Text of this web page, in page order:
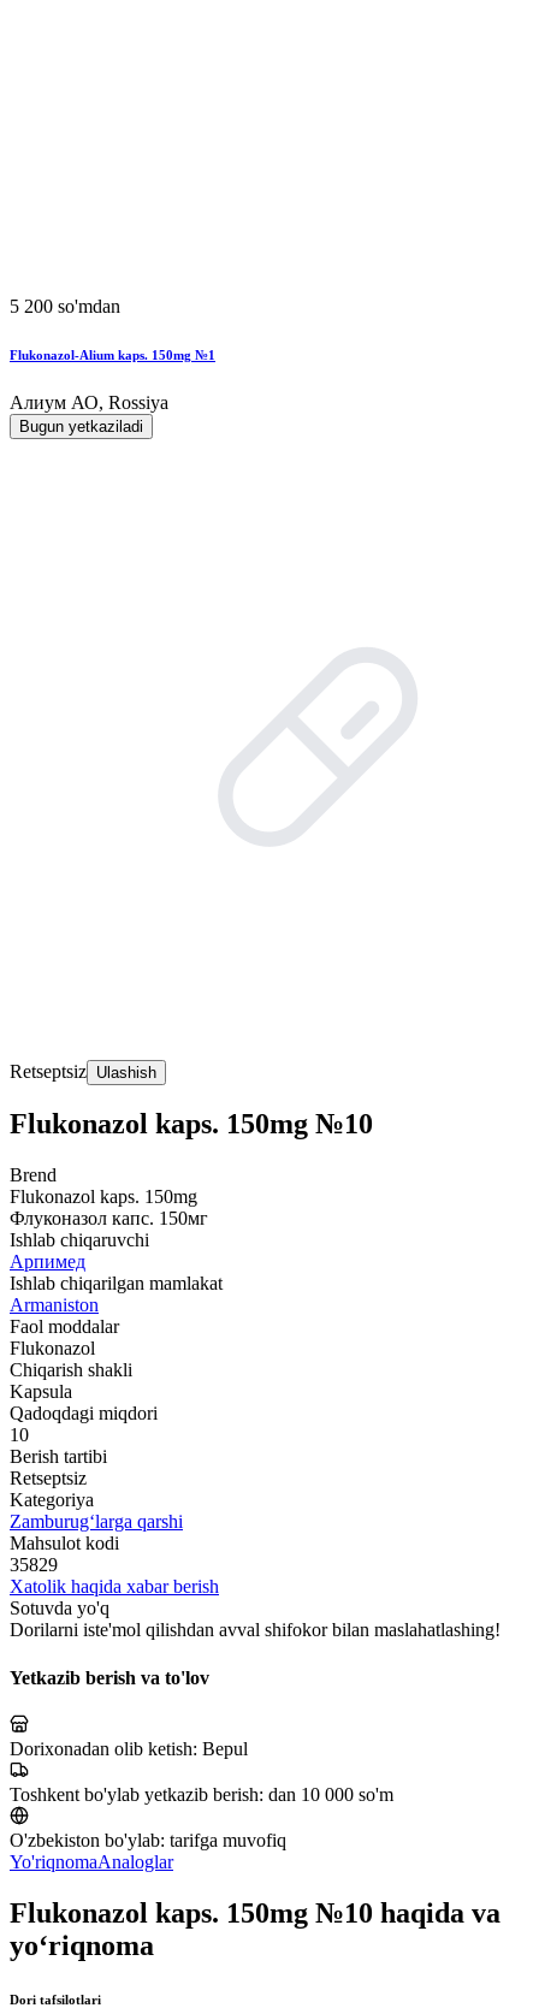
5 200 so'mdan
Flukonazol-Alium kaps. 150mg №1
Алиум АО, Rossiya
Bugun yetkaziladi
Retseptsiz Ulashish
Flukonazol kaps. 150mg №10
Brend
Flukonazol kaps. 150mg
Флуконазол капс. 150мг
Ishlab chiqaruvchi
Арпимед
Ishlab chiqarilgan mamlakat
Armaniston
Faol moddalar
Flukonazol
Chiqarish shakli
Kapsula
Qadoqdagi miqdori
10
Berish tartibi
Retseptsiz
Kategoriya
Zamburug‘larga qarshi
Mahsulot kodi
35829
Xatolik haqida xabar berish
Sotuvda yo'q
Dorilarni iste'mol qilishdan avval shifokor bilan maslahatlashing!
Yetkazib berish va to'lov
Dorixonadan olib ketish: Bepul
Toshkent bo'ylab yetkazib berish: dan 10 000 so'm
O'zbekiston bo'ylab: tarifga muvofiq
Yo'riqnomaAnaloglar
Flukonazol kaps. 150mg №10 haqida va
yo‘riqnoma
Dori tafsilotlari